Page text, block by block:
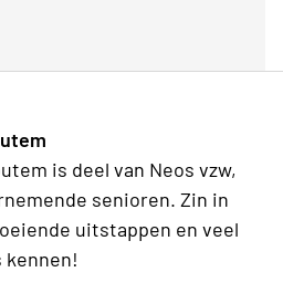
is deel van Neos vzw,
senioren. Zin in
uitstappen en veel
kennen!